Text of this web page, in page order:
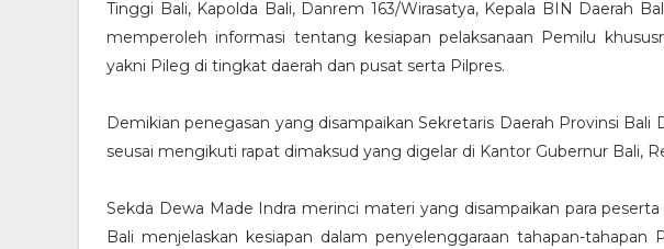
Tinggi Bali, Kapolda Bali, Danrem 163/Wirasatya, Kepala BIN Daerah
memperoleh informasi tentang kesiapan pelaksanaan Pemilu
yakni Pileg di tingkat daerah dan pusat serta Pilpres.
Demikian penegasan yang disampaikan Sekretaris Daerah Provinsi Bali
seusai mengikuti rapat dimaksud yang digelar di Kantor Gubernur Bali,
Sekda Dewa Made Indra merinci materi yang disampaikan para
Bali menjelaskan kesiapan dalam penyelenggaraan tahapan-tahapan